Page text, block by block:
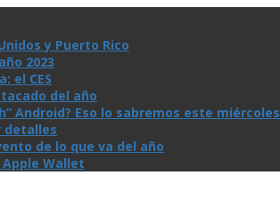
y Puerto Rico
2023
el CES
del año
Android? Eso lo sabremos este miércoles
detalles
de lo que va del año
Wallet